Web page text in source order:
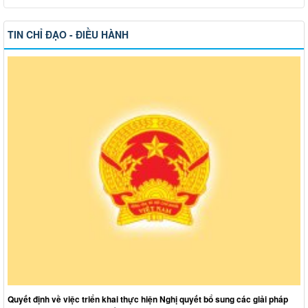
TIN CHỈ ĐẠO - ĐIỀU HÀNH
Quyết định về việc triển khai thực hiện Nghị quyết bổ sung các giải pháp